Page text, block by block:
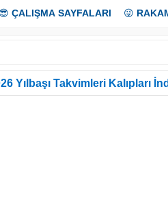
😎 ÇALIŞMA SAYFALARI 😜
Yılbaşı Takvimleri Kalıpları